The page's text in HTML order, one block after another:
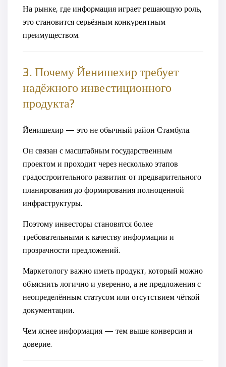
На рынке, где информация играет решающую роль,
это становится серьёзным конкурентным
преимуществом.
3. Почему Йенишехир требует
надёжного инвестиционного
продукта?
Йенишехир — это не обычный район Стамбула.
Он связан с масштабным государственным
проектом и проходит через несколько этапов
градостроительного развития: от предварительного
планирования до формирования полноценной
инфраструктуры.
Поэтому инвесторы становятся более
требовательными к качеству информации и
прозрачности предложений.
Маркетологу важно иметь продукт, который можно
объяснить логично и уверенно, а не предложения с
неопределённым статусом или отсутствием чёткой
документации.
Чем яснее информация — тем выше конверсия и
доверие.